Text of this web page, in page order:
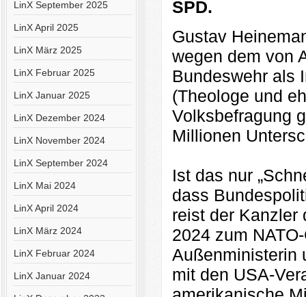
LinX September 2025
LinX April 2025
LinX März 2025
LinX Februar 2025
LinX Januar 2025
LinX Dezember 2024
LinX November 2024
LinX September 2024
LinX Mai 2024
LinX April 2024
LinX März 2024
LinX Februar 2024
LinX Januar 2024
SPD.
Gustav
wegen dem von
Bundeswehr als
(Theologe und
Volksbefragung
Millionen
Ist das nur
dass
reist der Kanzler
2024 zum
Außenministerin
mit den USA-